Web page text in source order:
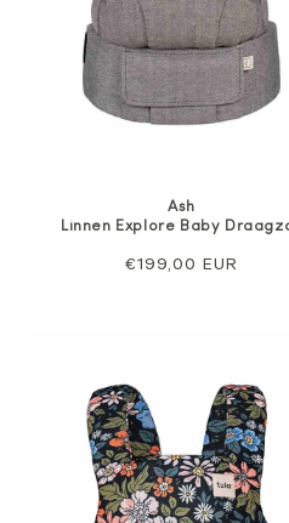
Ash
Linnen Explore Baby
Normale
€199,00 EUR